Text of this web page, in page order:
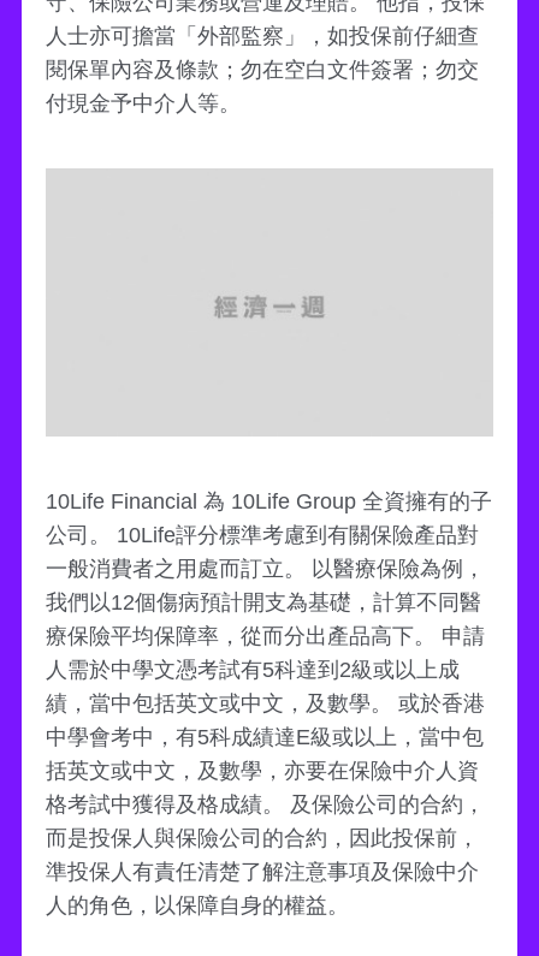
人士亦可擔當「外部監察」，如投保前仔細查
閱保單內容及條款；勿在空白文件簽署；勿交
付現金予中介人等。
10Life Financial 為 10Life Group 全資擁有的子
公司。 10Life評分標準考慮到有關保險產品對
一般消費者之用處而訂立。 以醫療保險為例，
我們以12個傷病預計開支為基礎，計算不同醫
療保險平均保障率，從而分出產品高下。 申請
人需於中學文憑考試有5科達到2級或以上成
績，當中包括英文或中文，及數學。 或於香港
中學會考中，有5科成績達E級或以上，當中包
括英文或中文，及數學，亦要在保險中介人資
格考試中獲得及格成績。 及保險公司的合約，
而是投保人與保險公司的合約，因此投保前，
準投保人有責任清楚了解注意事項及保險中介
人的角色，以保障自身的權益。